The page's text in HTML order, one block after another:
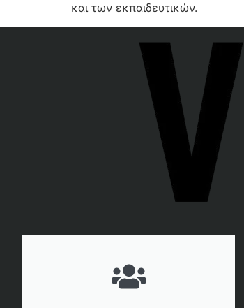
και των εκπαιδευτικών.